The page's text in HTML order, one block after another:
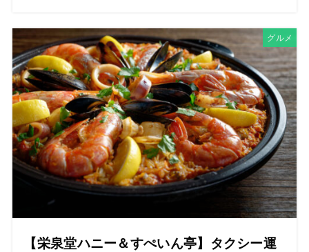
グルメ
【栄泉堂ハニー＆すぺいん亭】タクシー運